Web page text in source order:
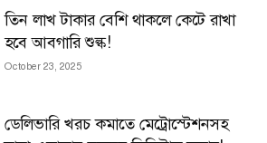
তিন লাখ টাকার বেশি থাকলে কেটে রাখা
হবে আবগারি শুল্ক!
October 23, 2025
ডেলিভারি খরচ কমাতে মেট্রোস্টেশনসহ